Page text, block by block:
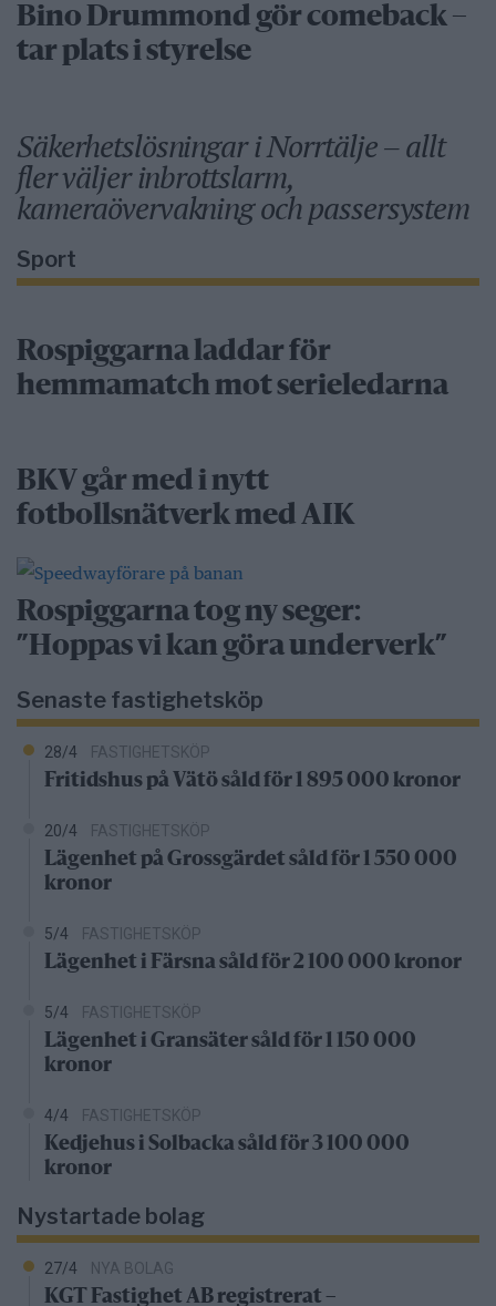
Bino Drummond gör comeback –
tar plats i styrelse
Säkerhetslösningar i Norrtälje – allt
fler väljer inbrottslarm,
kameraövervakning och passersystem
Sport
Rospiggarna laddar för
hemmamatch mot serieledarna
BKV går med i nytt
fotbollsnätverk med AIK
Rospiggarna tog ny seger:
”Hoppas vi kan göra underverk”
Senaste fastighetsköp
28/4 FASTIGHETSKÖP
Fritidshus på Vätö såld för 1 895 000 kronor
20/4 FASTIGHETSKÖP
Lägenhet på Grossgärdet såld för 1 550 000
kronor
5/4 FASTIGHETSKÖP
Lägenhet i Färsna såld för 2 100 000 kronor
5/4 FASTIGHETSKÖP
Lägenhet i Gransäter såld för 1 150 000
kronor
4/4 FASTIGHETSKÖP
Kedjehus i Solbacka såld för 3 100 000
kronor
Nystartade bolag
27/4 NYA BOLAG
KGT Fastighet AB registrerat –